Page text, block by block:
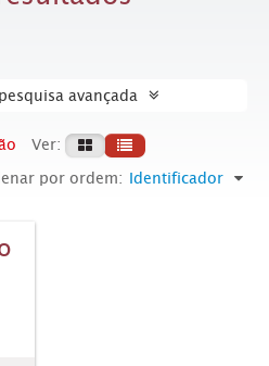
avançada
Ver:
por ordem: Identificador